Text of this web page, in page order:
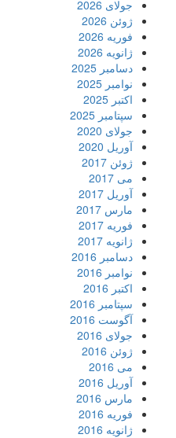
جولای 2026
ژوئن 2026
فوریه 2026
ژانویه 2026
دسامبر 2025
نوامبر 2025
اکتبر 2025
سپتامبر 2025
جولای 2020
آوریل 2020
ژوئن 2017
می 2017
آوریل 2017
مارس 2017
فوریه 2017
ژانویه 2017
دسامبر 2016
نوامبر 2016
اکتبر 2016
سپتامبر 2016
آگوست 2016
جولای 2016
ژوئن 2016
می 2016
آوریل 2016
مارس 2016
فوریه 2016
ژانویه 2016